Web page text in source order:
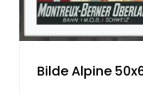
Bilde Alpine